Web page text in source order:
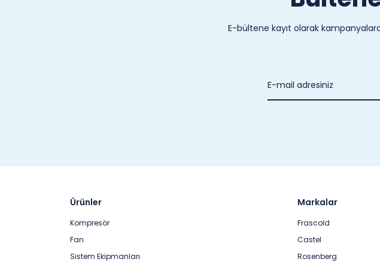
E-bültene kayıt olarak
Ürünler
Kompresör
Fan
Sistem Ekipmanları
Markalar
Frascold
Castel
Rosenberg